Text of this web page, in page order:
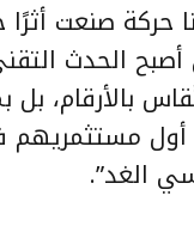
صنعت أثرًا
الحدث
بالأرقام، بل
مستثمريهم
الغد”.